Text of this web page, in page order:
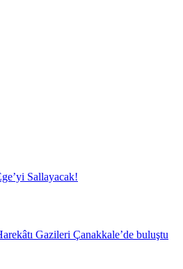
Sallayacak!
Gazileri Çanakkale’de buluştu